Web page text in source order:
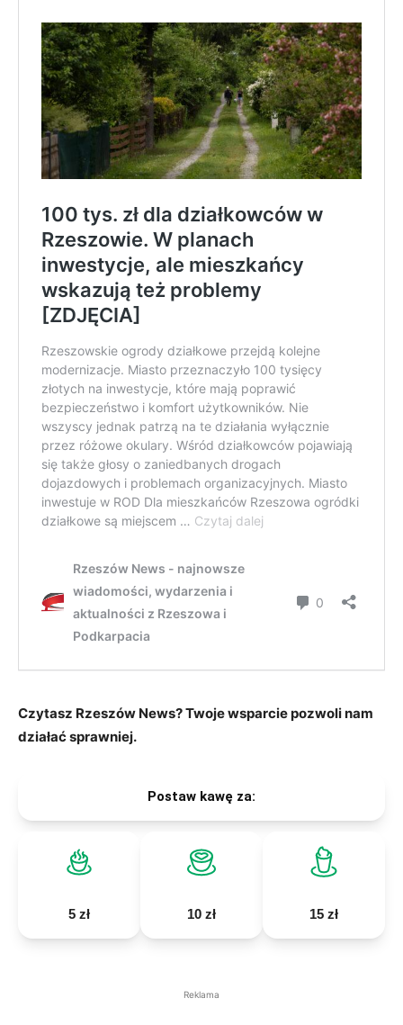
Czytasz Rzeszów News? Twoje wsparcie pozwoli nam
działać sprawniej.
Postaw kawę za:
5 zł 10 zł 15 zł
Reklama